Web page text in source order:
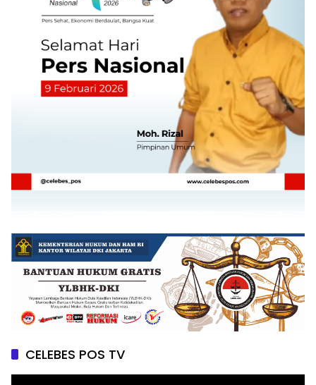
CELEBES POS TV